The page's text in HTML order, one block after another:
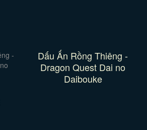
Dấu Ấn Rồng Thiêng -
Dragon Quest Dai no
Daibouke